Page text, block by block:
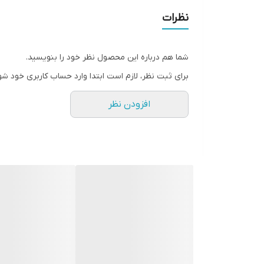
نظرات
شما هم درباره این محصول نظر خود را بنویسید.
برای ثبت نظر، لازم است ابتدا وارد حساب کاربری خود
افزودن نظر